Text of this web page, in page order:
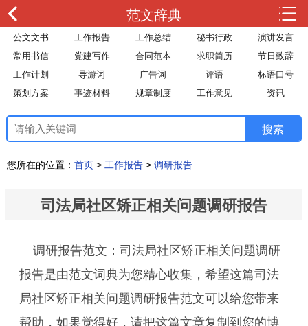
范文辞典
公文文书 工作报告 工作总结 秘书行政
演讲发言
常用书信
党建写作 合同范本 求职简历
节日致辞
工作计划
导游词 广告词 评语
标语口号
策划方案
事迹材料 规章制度 工作意见 资讯
您所在的位置： 首页 > 工作报告 > 调研报告
司法局社区矫正相关问题调研报告
调研报告范文：司法局社区矫正相关问题调研
报告是由范文词典为您精心收集，希望这篇司法
局社区矫正相关问题调研报告范文可以给您带来
帮助，如果觉得好，请把这篇文章复制到您的博